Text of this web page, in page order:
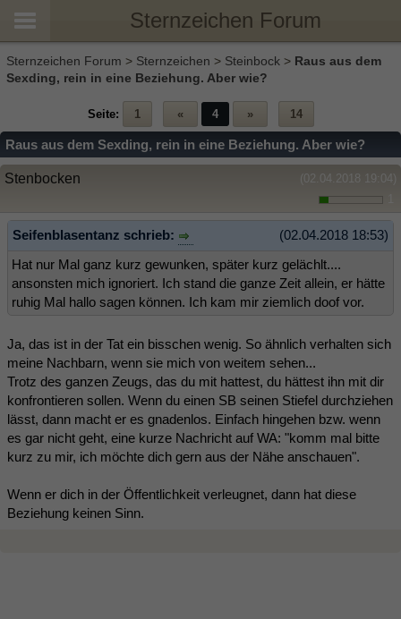
Sternzeichen Forum
Sternzeichen Forum > Sternzeichen > Steinbock > Raus aus dem
Sexding, rein in eine Beziehung. Aber wie?
Seite: 1 « 4 » 14
Raus aus dem Sexding, rein in eine Beziehung. Aber wie?
(02.04.2018 19:04)
Stenbocken
(02.04.2018 18:53)
Seifenblasentanz schrieb:
Hat nur Mal ganz kurz gewunken, später kurz gelächlt....
ansonsten mich ignoriert. Ich stand die ganze Zeit allein, er hätte
ruhig Mal hallo sagen können. Ich kam mir ziemlich doof vor.
Ja, das ist in der Tat ein bisschen wenig. So ähnlich verhalten sich
meine Nachbarn, wenn sie mich von weitem sehen...
Trotz des ganzen Zeugs, das du mit hattest, du hättest ihn mit dir
konfrontieren sollen. Wenn du einen SB seinen Stiefel durchziehen
lässt, dann macht er es gnadenlos. Einfach hingehen bzw. wenn
es gar nicht geht, eine kurze Nachricht auf WA: "komm mal bitte
kurz zu mir, ich möchte dich gern aus der Nähe anschauen".
Wenn er dich in der Öffentlichkeit verleugnet, dann hat diese
Beziehung keinen Sinn.